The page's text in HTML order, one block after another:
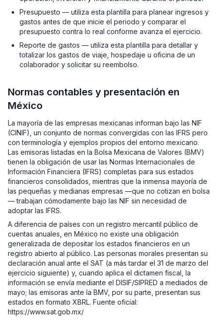
Presupuesto — utiliza esta plantilla para planear ingresos y
gastos antes de que inicie el periodo y comparar el
presupuesto contra lo real conforme avanza el ejercicio.
Reporte de gastos — utiliza esta plantilla para detallar y
totalizar los gastos de viaje, hospedaje u oficina de un
colaborador y solicitar su reembolso.
Normas contables y presentación en
México
La mayoría de las empresas mexicanas informan bajo las NIF
(CINIF), un conjunto de normas convergidas con las IFRS pero
con terminología y ejemplos propios del entorno mexicano.
Las emisoras listadas en la Bolsa Mexicana de Valores (BMV)
tienen la obligación de usar las Normas Internacionales de
Información Financiera (IFRS) completas para sus estados
financieros consolidados, mientras que la inmensa mayoría de
las pequeñas y medianas empresas —que no cotizan en bolsa
— trabajan cómodamente bajo las NIF sin necesidad de
adoptar las IFRS.
A diferencia de países con un registro mercantil público de
cuentas anuales, en México no existe una obligación
generalizada de depositar los estados financieros en un
registro abierto al público. Las personas morales presentan su
declaración anual ante el SAT (a más tardar el 31 de marzo del
ejercicio siguiente) y, cuando aplica el dictamen fiscal, la
información se envía mediante el DISIF/SIPRED a mediados de
mayo; las emisoras ante la BMV, por su parte, presentan sus
estados en formato XBRL. Fuente oficial:
https://www.sat.gob.mx/